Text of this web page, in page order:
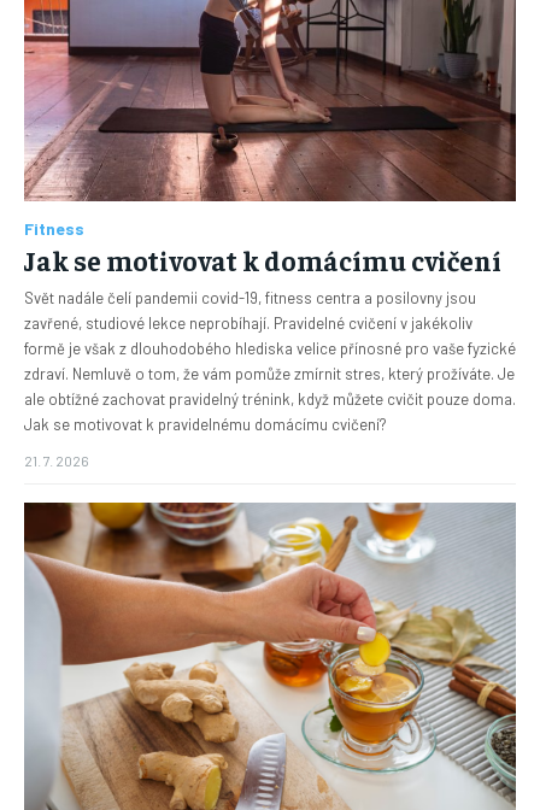
Fitness
Jak se motivovat k domácímu cvičení
Svět nadále čelí pandemii covid-19, fitness centra a posilovny jsou
zavřené, studiové lekce neprobíhají. Pravidelné cvičení v jakékoliv
formě je však z dlouhodobého hlediska velice přínosné pro vaše fyzické
zdraví. Nemluvě o tom, že vám pomůže zmírnit stres, který prožíváte. Je
ale obtížné zachovat pravidelný trénink, když můžete cvičit pouze doma.
Jak se motivovat k pravidelnému domácímu cvičení?
21. 7. 2026